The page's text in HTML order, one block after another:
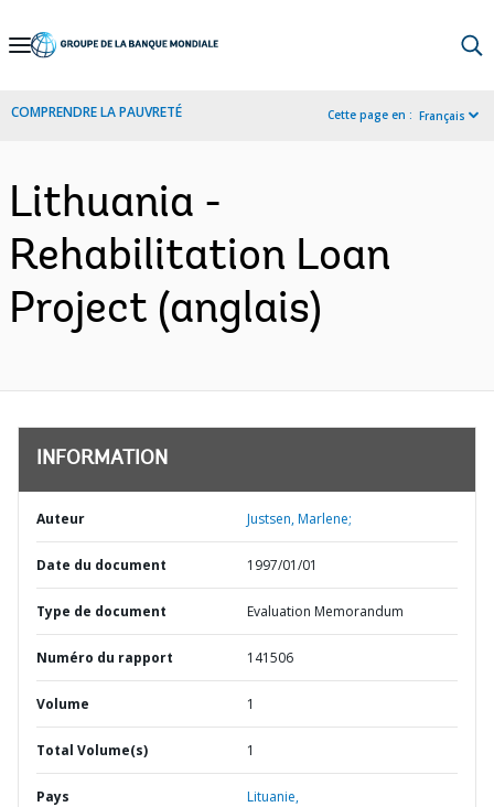
Skip
Navigation
COMPRENDRE LA PAUVRETÉ Cette page en : Français
Lithuania -
Rehabilitation Loan
Project (anglais)
INFORMATION
Auteur Justsen, Marlene;
Date du document 1997/01/01
Type de document Evaluation Memorandum
Numéro du rapport 141506
Volume 1
Total Volume(s) 1
Pays Lituanie,